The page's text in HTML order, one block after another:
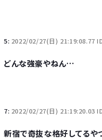
5: 2022/02/27(日) 21:19:08.77
どんな強豪やねん…
7: 2022/02/27(日) 21:19:20.03
新宿で奇抜な格好してるや